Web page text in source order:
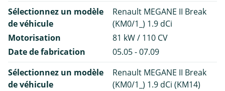
Sélectionnez un modèle
de véhicule
Renault MEGANE II Break
(KM0/1_) 1.9 dCi
Motorisation
81 kW / 110 CV
Date de fabrication
05.05 - 07.09
Sélectionnez un modèle
de véhicule
Renault MEGANE II Break
(KM0/1_) 1.9 dCi (KM14)